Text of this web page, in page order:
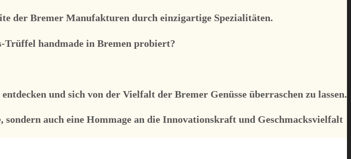
der Bremer Manufakturen durch einzigartige Spezialitäten.
handmade in Bremen probiert?
und sich von der Vielfalt der Bremer Genüsse überraschen zu lassen.
auch eine Hommage an die Innovationskraft und Geschmacksvielfalt